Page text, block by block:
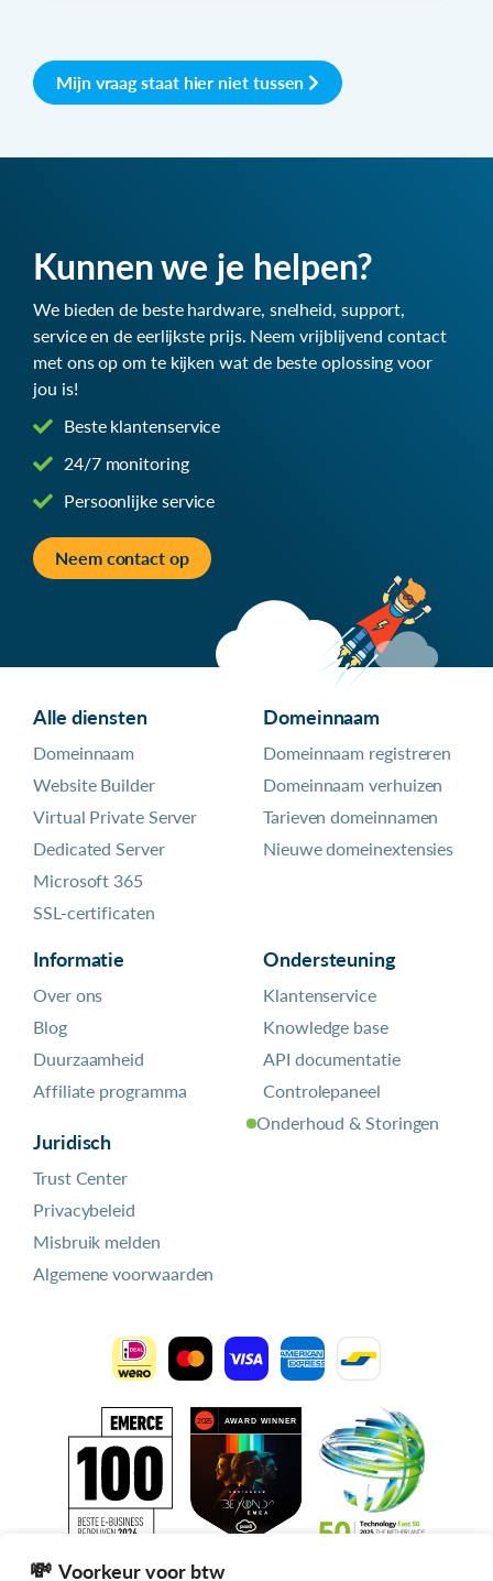
Mijn vraag staat hier niet tussen
Kunnen we je helpen?
We bieden de beste hardware, snelheid, support,
service en de eerlijkste prijs. Neem vrijblijvend contact
met ons op om te kijken wat de beste oplossing voor
jou is!
Beste klantenservice
24/7 monitoring
Persoonlijke service
Neem contact op
Alle diensten
Domeinnaam
Website Builder
Virtual Private Server
Dedicated Server
Microsoft 365
SSL-certificaten
Domeinnaam
Domeinnaam registreren
Domeinnaam verhuizen
Tarieven domeinnamen
Nieuwe domeinextensies
Informatie
Over ons
Blog
Duurzaamheid
Affiliate programma
Juridisch
Trust Center
Privacybeleid
Misbruik melden
Algemene voorwaarden
Ondersteuning
Klantenservice
Knowledge base
API documentatie
Controlepaneel
Onderhoud & Storingen
Voorkeur voor btw